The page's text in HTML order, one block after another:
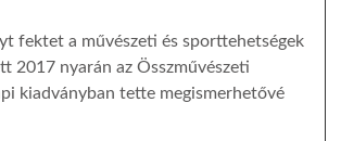
fektet a művészeti és sporttehetségek
2017 nyarán az Összművészeti
kiadványban tette megismerhetővé